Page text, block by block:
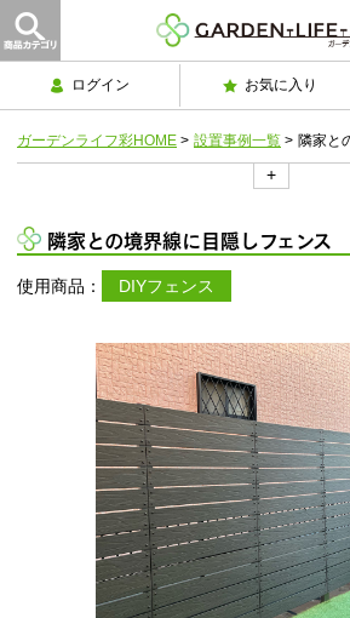
ログイン お気に入り
ガーデンライフ彩HOME > 設置事例一覧 > 隣家と
+
隣家との境界線に目隠しフェンス
使用商品： DIYフェンス